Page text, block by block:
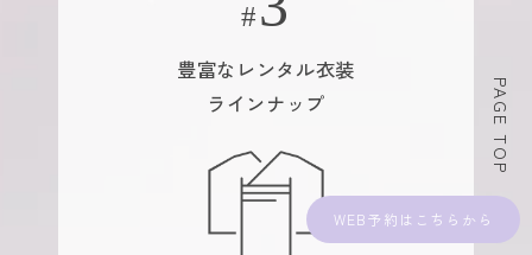
WEB予約
豊富なレンタル衣装
ラインナップ
PAGE TOP